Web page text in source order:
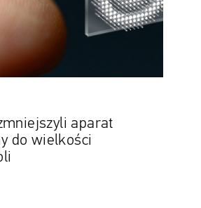
aparat
do wielkości